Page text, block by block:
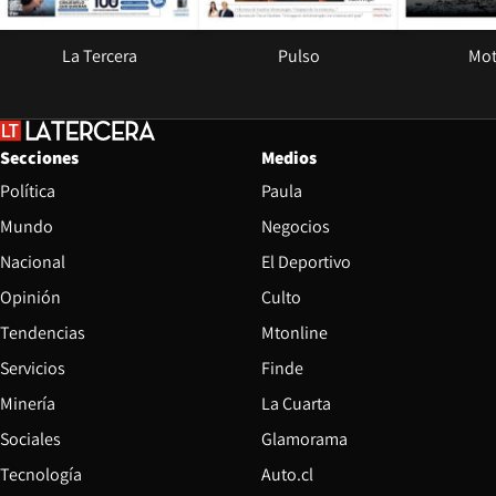
La Tercera Pulso
Secciones
Política
Mundo
Nacional
Opinión
Tendencias
Servicios
Minería
Sociales
Tecnología
Medios
Paula
Negocios
El Deportivo
Culto
Mtonline
Finde
La Cuarta
Glamorama
Auto.cl